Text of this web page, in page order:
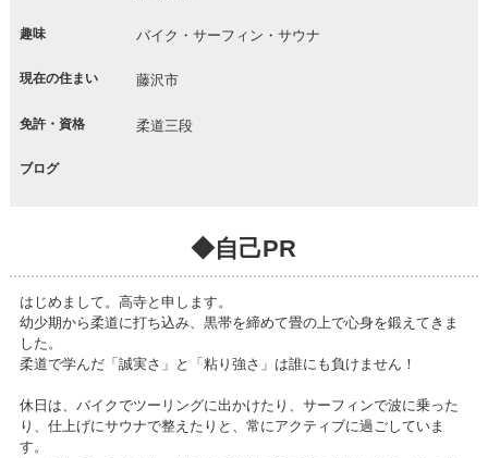
趣味 バイク・サーフィン・サウナ
現在の住まい 藤沢市
免許・資格 柔道三段
ブログ
◆自己PR
はじめまして。高寺と申します。
幼少期から柔道に打ち込み、黒帯を締めて畳の上で心身を鍛えてきま
した。
柔道で学んだ「誠実さ」と「粘り強さ」は誰にも負けません！
休日は、バイクでツーリングに出かけたり、サーフィンで波に乗った
り、仕上げにサウナで整えたりと、常にアクティブに過ごしていま
す。